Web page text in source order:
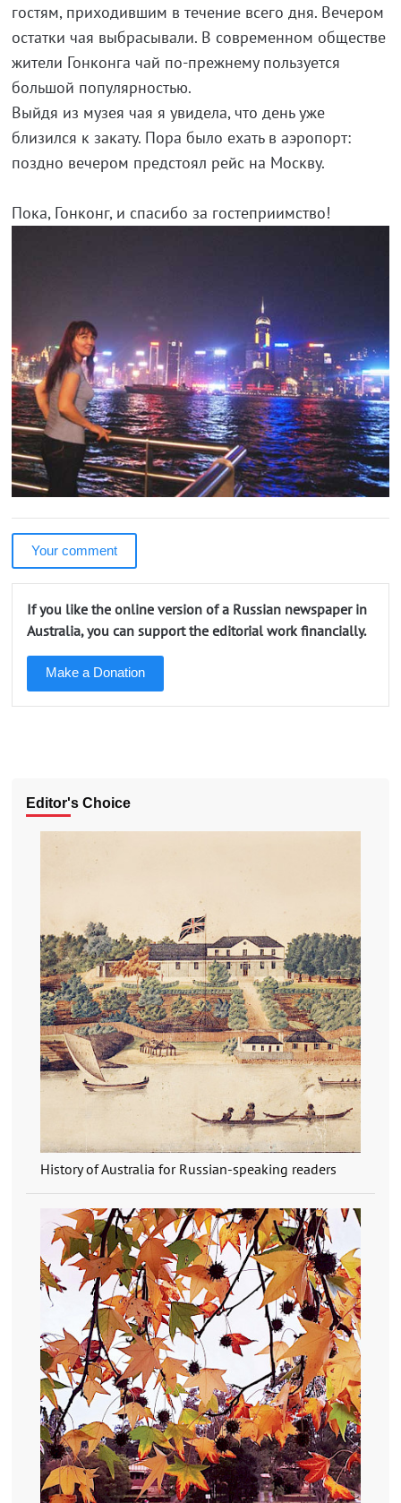
гостям, приходившим в течение всего дня. Вечером
остатки чая выбрасывали. В современном обществе
жители Гонконга чай по-прежнему пользуется
большой популярностью.
Выйдя из музея чая я увидела, что день уже
близился к закату. Пора было ехать в аэропорт:
поздно вечером предстоял рейс на Москву.
Пока, Гонконг, и спасибо за гостеприимство!
Your comment
If you like the online version of a Russian newspaper in
Australia, you can support the editorial work financially.
Make a Donation
Editor's Choice
History of Australia for Russian-speaking readers